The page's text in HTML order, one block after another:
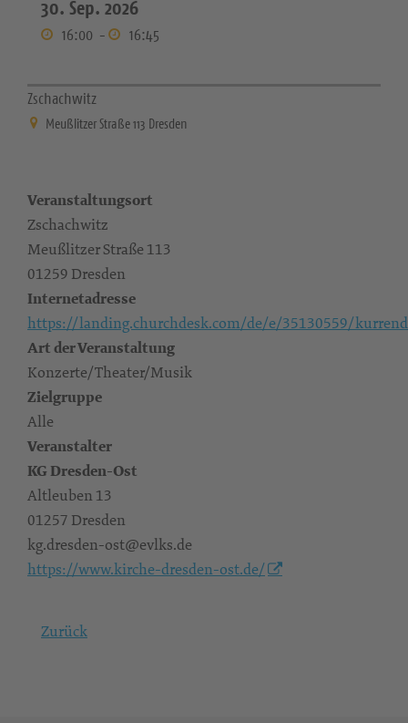
30. Sep. 2026
16:00 - 16:45
Zschachwitz
Meußlitzer Straße 113 Dresden
Veranstaltungsort
Zschachwitz
Meußlitzer Straße 113
01259 Dresden
Internetadresse
https://landing.churchdesk.com/de/e/35130559/
Art der Veranstaltung
Konzerte/Theater/Musik
Zielgruppe
Alle
Veranstalter
KG Dresden-Ost
Altleuben 13
01257 Dresden
kg.dresden-ost@evlks.de
https://www.kirche-dresden-ost.de/
Zurück